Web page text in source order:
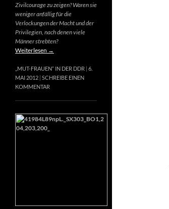
Zivilcourage zu zeigen? Waren sie
weniger anfällig für die
Verlockungen der Macht und der
Privilegien, nach denen viele
Männer strebten?
Weiterlesen →
„MUT-FRAUEN“ IN DER DDR 6.
MAI 2012 SCHREIBE EINEN
KOMMENTAR